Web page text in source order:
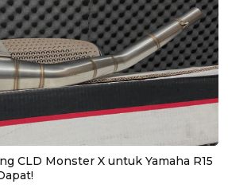
CLD Monster X untuk Yamaha R15